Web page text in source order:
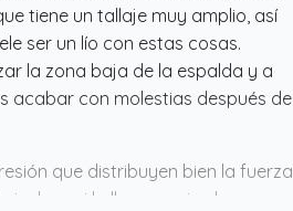
tiene un tallaje muy amplio, así
ser un lío con estas cosas.
la zona baja de la espalda y a
acabar con molestias después de
que distribuyen bien la fuerza
si la llevas varias horas